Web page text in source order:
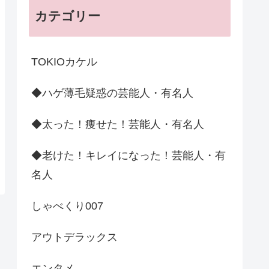
カテゴリー
TOKIOカケル
◆ハゲ薄毛疑惑の芸能人・有名人
◆太った！痩せた！芸能人・有名人
◆老けた！キレイになった！芸能人・有
名人
しゃべくり007
アウトデラックス